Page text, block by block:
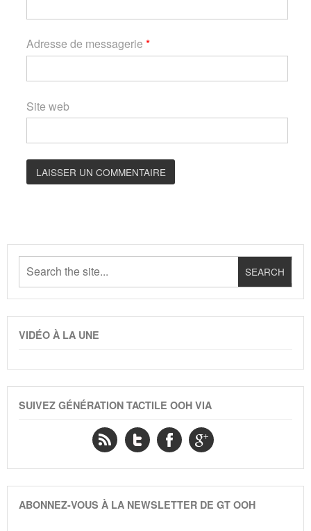
Adresse de messagerie *
Site web
VIDÉO À LA UNE
SUIVEZ GÉNÉRATION TACTILE OOH VIA
ABONNEZ-VOUS À LA NEWSLETTER DE GT OOH